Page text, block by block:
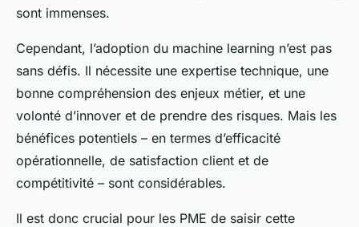
sont immenses.
Cependant, l’adoption du machine learning n’est pas
sans défis. Il nécessite une expertise technique, une
bonne compréhension des enjeux métier, et une
volonté d’innover et de prendre des risques. Mais les
bénéfices potentiels – en termes d’efficacité
opérationnelle, de satisfaction client et de
compétitivité – sont considérables.
Il est donc crucial pour les PME de saisir cette